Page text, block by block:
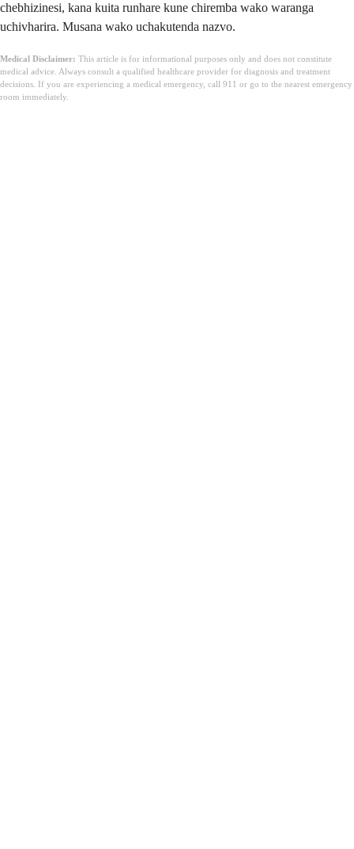
chebhizinesi, kana kuita runhare kune chiremba wako waranga
uchivharira. Musana wako uchakutenda nazvo.
Medical Disclaimer: This article is for informational purposes only and does not constitute
medical advice. Always consult a qualified healthcare provider for diagnosis and treatment
decisions. If you are experiencing a medical emergency, call 911 or go to the nearest emergency
room immediately.